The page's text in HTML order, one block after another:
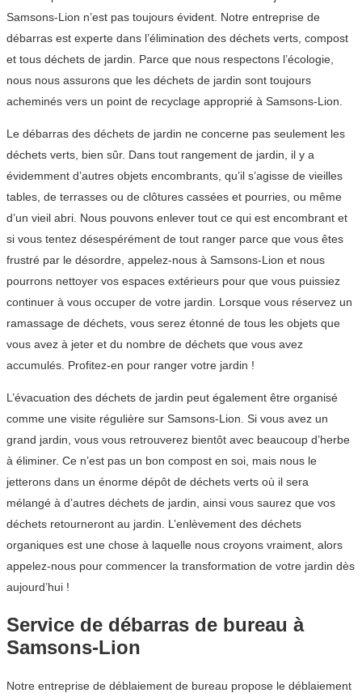
Samsons-Lion n’est pas toujours évident. Notre entreprise de
débarras est experte dans l’élimination des déchets verts, compost
et tous déchets de jardin. Parce que nous respectons l’écologie,
nous nous assurons que les déchets de jardin sont toujours
acheminés vers un point de recyclage approprié à Samsons-Lion.
Le débarras des déchets de jardin ne concerne pas seulement les
déchets verts, bien sûr. Dans tout rangement de jardin, il y a
évidemment d’autres objets encombrants, qu’il s’agisse de vieilles
tables, de terrasses ou de clôtures cassées et pourries, ou même
d’un vieil abri. Nous pouvons enlever tout ce qui est encombrant et
si vous tentez désespérément de tout ranger parce que vous êtes
frustré par le désordre, appelez-nous à Samsons-Lion et nous
pourrons nettoyer vos espaces extérieurs pour que vous puissiez
continuer à vous occuper de votre jardin. Lorsque vous réservez un
ramassage de déchets, vous serez étonné de tous les objets que
vous avez à jeter et du nombre de déchets que vous avez
accumulés. Profitez-en pour ranger votre jardin !
L’évacuation des déchets de jardin peut également être organisé
comme une visite régulière sur Samsons-Lion. Si vous avez un
grand jardin, vous vous retrouverez bientôt avec beaucoup d’herbe
à éliminer. Ce n’est pas un bon compost en soi, mais nous le
jetterons dans un énorme dépôt de déchets verts où il sera
mélangé à d’autres déchets de jardin, ainsi vous saurez que vos
déchets retourneront au jardin. L’enlèvement des déchets
organiques est une chose à laquelle nous croyons vraiment, alors
appelez-nous pour commencer la transformation de votre jardin dès
aujourd’hui !
Service de débarras de bureau à
Samsons-Lion
Notre entreprise de déblaiement de bureau propose le déblaiement